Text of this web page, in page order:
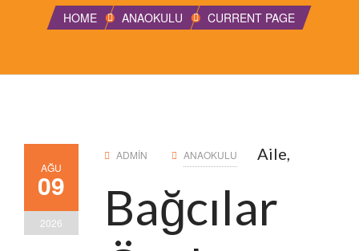
HOME ANAOKULU CURRENT PAGE
AĞU
09
2026
ADMIN ANAOKULU
Bağcılar
Aile,